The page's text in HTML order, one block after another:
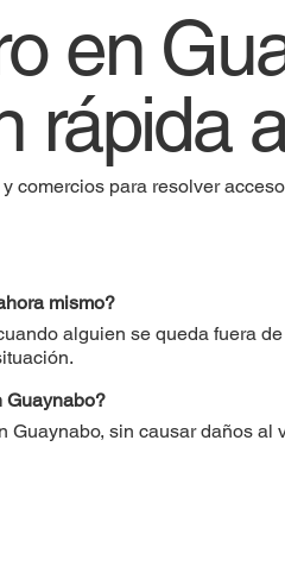
en
rápida
comercios para resolver
mismo?
alguien se queda fuera
Guaynabo?
sin causar daños